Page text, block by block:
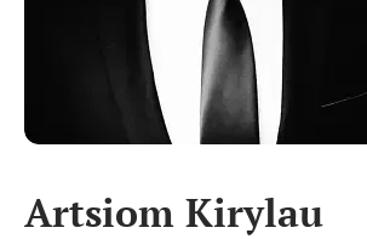
Artsiom Kirylau